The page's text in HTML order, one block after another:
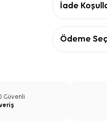
İade
Ödeme
Güvenli